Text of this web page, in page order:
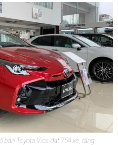
bán Toyota Vios đạt 754 xe, tăng